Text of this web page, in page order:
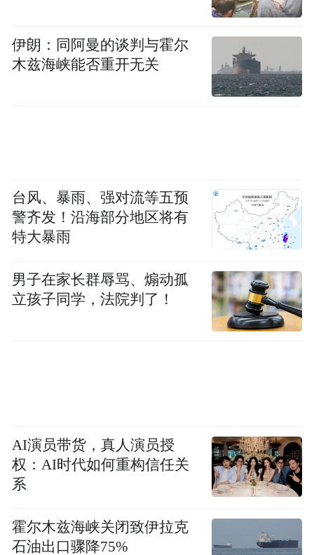
扎西郡乃 兰生忠
本次宁波公交、轨道交通文旅广告的投放，
开启一场治愈心灵、难忘一生的高原文旅之
旅！
亲爱的市民朋友们
如在宁波公共交通偶遇天峻文旅广告
别忘了拍照打卡！
伊朗：同阿曼的谈判与霍尔
木兹海峡能否重开无关
台风、暴雨、强对流等五预
警齐发！沿海部分地区将有
特大暴雨
男子在家长群辱骂、煽动孤
立孩子同学，法院判了！
AI演员带货，真人演员授
权：AI时代如何重构信任关
系
霍尔木兹海峡关闭致伊拉克
石油出口骤降75%